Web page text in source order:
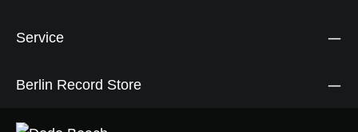
Service
Berlin Record Store